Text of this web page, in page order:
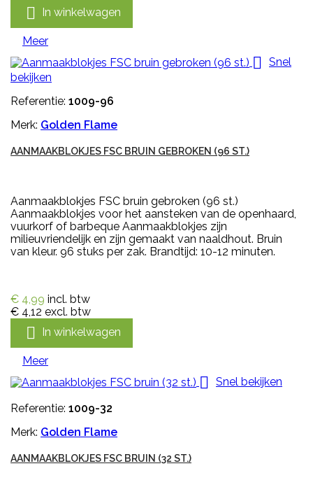
 In winkelwagen
Meer

Snel
bekijken
Referentie: 1009-96
Merk: Golden Flame
AANMAAKBLOKJES FSC BRUIN GEBROKEN (96 ST.)
Aanmaakblokjes FSC bruin gebroken (96 st.)
Aanmaakblokjes voor het aansteken van de openhaard,
vuurkorf of barbeque Aanmaakblokjes zijn
milieuvriendelijk en zijn gemaakt van naaldhout. Bruin
van kleur. 96 stuks per zak. Brandtijd: 10-12 minuten.
€ 4,99 incl. btw
€ 4,12 excl. btw
 In winkelwagen
Meer

Snel bekijken
Referentie: 1009-32
Merk: Golden Flame
AANMAAKBLOKJES FSC BRUIN (32 ST.)